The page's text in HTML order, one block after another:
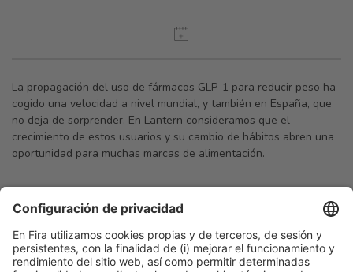
La propagación del uso de fármacos GLP-1 para reducir peso ha
cogido una velocidad a nivel mundial, y también en España, que
no deja de sorprender. En Lantern consideramos que el
crecimiento de estos usuarios y su cambio de hábitos abren una
oportunidad para muchas marcas de alimentación.
Ponentes